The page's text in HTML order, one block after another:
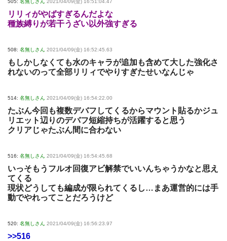
505: 名無しさん 2021/04/09(金) 16:51:04.47
リリィがやばすぎるんだよな
種族縛りが若干うざい以外強すぎる
508: 名無しさん 2021/04/09(金) 16:52:45.63
もしかしなくても水のキャラが追加も含めて大した強化さ
れないのって全部リリィでやりすぎたせいなんじゃ
514: 名無しさん 2021/04/09(金) 16:54:22.00
たぶん今回も複数デバフしてくるからマウント貼るかジュ
リエット辺りのデバフ短縮持ちが活躍すると思う
クリアじゃたぶん間に合わない
516: 名無しさん 2021/04/09(金) 16:54:45.68
いっそもうフルオ回復アビ解禁でいいんちゃうかなと思え
てくる
現状どうしても編成が限られてくるし…まあ運営的には手
動でやれってことだろうけど
520: 名無しさん 2021/04/09(金) 16:56:23.97
>>516